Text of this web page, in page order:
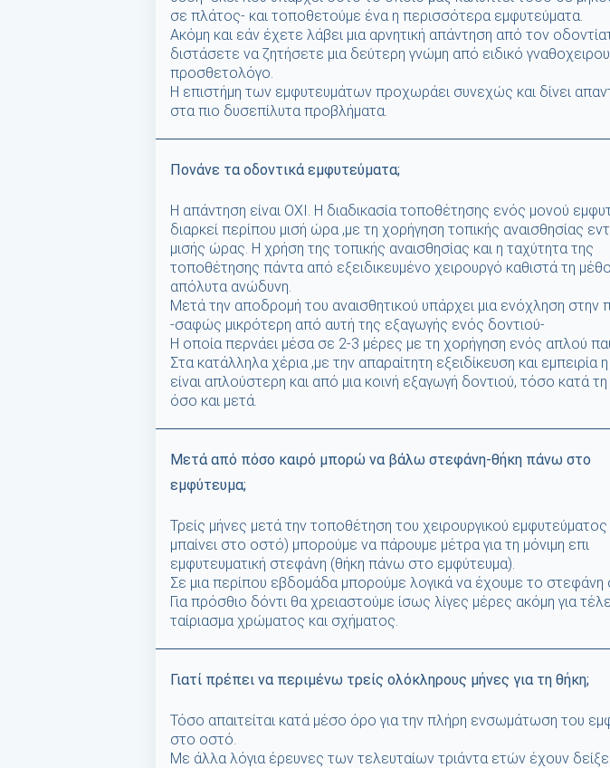
σε πλάτος- και τοποθετούμε ένα η περισσότερα εμφυτεύματα.
Ακόμη και εάν έχετε λάβει μια αρνητική απάντηση από τον
διστάσετε να ζητήσετε μια δεύτερη γνώμη από ειδικό
προσθετολόγο.
Η επιστήμη των εμφυτευμάτων προχωράει συνεχώς και δίνει
στα πιο δυσεπίλυτα προβλήματα.
Πονάνε τα οδοντικά εμφυτεύματα;
Η απάντηση είναι OXI. Η διαδικασία τοποθέτησης ενός μονού
διαρκεί περίπου μισή ώρα ,με τη χορήγηση τοπικής αναισθησίας
μισής ώρας. Η χρήση της τοπικής αναισθησίας και η ταχύτητα της
τοποθέτησης πάντα από εξειδικευμένο χειρουργό καθιστά τη
απόλυτα ανώδυνη.
Μετά την αποδρομή του αναισθητικού υπάρχει μια ενόχληση στην
-σαφώς μικρότερη από αυτή της εξαγωγής ενός δοντιού-
Η οποία περνάει μέσα σε 2-3 μέρες με τη χορήγηση ενός απλού
Στα κατάλληλα χέρια ,με την απαραίτητη εξειδίκευση και εμπειρία η
είναι απλούστερη και από μια κοινή εξαγωγή δοντιού, τόσο κατά τη
όσο και μετά.
Μετά από πόσο καιρό μπορώ να βάλω στεφάνη-θήκη πάνω στο
εμφύτευμα;
Τρείς μήνες μετά την τοποθέτηση του χειρουργικού
μπαίνει στο οστό) μπορούμε να πάρουμε μέτρα για τη μόνιμη επι
εμφυτευματική στεφάνη (θήκη πάνω στο εμφύτευμα).
Σε μια περίπου εβδομάδα μπορούμε λογικά να έχουμε το στεφάνη
Για πρόσθιο δόντι θα χρειαστούμε ίσως λίγες μέρες ακόμη για
ταίριασμα χρώματος και σχήματος.
Γιατί πρέπει να περιμένω τρείς ολόκληρους μήνες για τη θήκη;
Τόσο απαιτείται κατά μέσο όρο για την πλήρη ενσωμάτωση του
στο οστό.
Με άλλα λόγια έρευνες των τελευταίων τριάντα ετών έχουν